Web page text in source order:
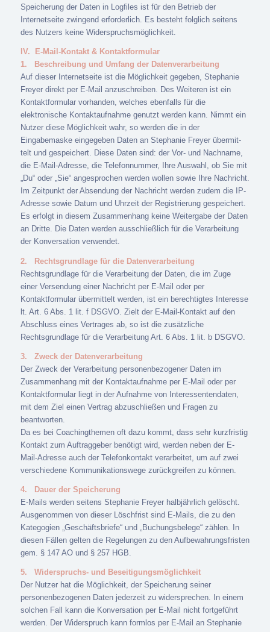
Speicherung der Daten in Logfiles ist für den Betrieb der
Internetseite zwingend erforderlich. Es besteht folglich seitens
des Nutzers keine Widerspruchsmöglichkeit.
IV.
E-Mail-Kontakt & Kontaktformular
1.
Beschreibung und Umfang der Datenverarbeitung
Auf dieser Internetseite ist die Möglichkeit gegeben, Stephanie
Freyer direkt per E-Mail anzuschreiben. Des Weiteren ist ein
Kontaktformular vorhanden, welches ebenfalls für die
elektronische Kontaktaufnahme genutzt werden kann. Nimmt ein
Nutzer diese Möglichkeit wahr, so werden die in der
Eingabemaske eingegeben Daten an Stephanie Freyer übermit-
telt und gespeichert. Diese Daten sind: der Vor- und Nachname,
die E-Mail-Adresse, die Telefonnummer, Ihre Auswahl, ob Sie mit
„Du“ oder „Sie“ angesprochen werden wollen sowie Ihre Nachricht.
Im Zeitpunkt der Absendung der Nachricht werden zudem die IP-
Adresse sowie Datum und Uhrzeit der Registrierung gespeichert.
Es erfolgt in diesem Zusammenhang keine Weitergabe der Daten
an Dritte. Die Daten werden ausschließlich für die Verarbeitung
der Konversation verwendet.
2.
Rechtsgrundlage für die Datenverarbeitung
Rechtsgrundlage für die Verarbeitung der Daten, die im Zuge
einer Versendung einer Nachricht per E-Mail oder per
Kontaktformular übermittelt werden, ist ein berechtigtes Interesse
lt. Art. 6 Abs. 1 lit. f DSGVO. Zielt der E-Mail-Kontakt auf den
Abschluss eines Vertrages ab, so ist die zusätzliche
Rechtsgrundlage für die Verarbeitung Art. 6 Abs. 1 lit. b DSGVO.
3.
Zweck der Datenverarbeitung
Der Zweck der Verarbeitung personenbezogener Daten im
Zusammenhang mit der Kontaktaufnahme per E-Mail oder per
Kontaktformular liegt in der Aufnahme von Interessentendaten,
mit dem Ziel einen Vertrag abzuschließen und Fragen zu
beantworten.
Da es bei Coachingthemen oft dazu kommt, dass sehr kurzfristig
Kontakt zum Auftraggeber benötigt wird, werden neben der E-
Mail-Adresse auch der Telefonkontakt verarbeitet, um auf zwei
verschiedene Kommunikationswege zurückgreifen zu können.
4.
Dauer der Speicherung
E-Mails werden seitens Stephanie Freyer halbjährlich gelöscht.
Ausgenommen von dieser Löschfrist sind E-Mails, die zu den
Kategogien „Geschäftsbriefe“ und „Buchungsbelege“ zählen. In
diesen Fällen gelten die Regelungen zu den Aufbewahrungsfristen
gem. § 147 AO und § 257 HGB.
5.
Widerspruchs- und Beseitigungsmöglichkeit
Der Nutzer hat die Möglichkeit, der Speicherung seiner
personenbezogenen Daten jederzeit zu widersprechen. In einem
solchen Fall kann die Konversation per E-Mail nicht fortgeführt
werden. Der Widerspruch kann formlos per E-Mail an Stephanie